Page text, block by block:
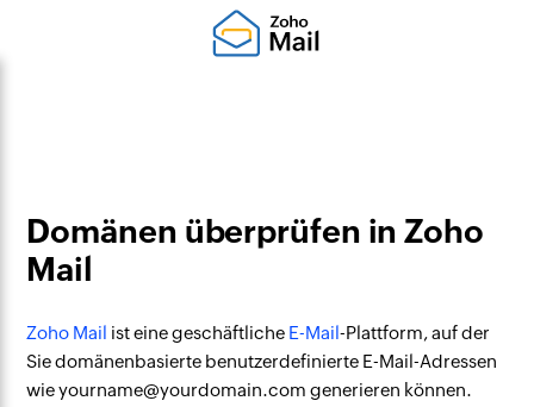
Domänen überprüfen in Zoho
Mail
Zoho Mail ist eine geschäftliche E-Mail-Plattform, auf der
Sie domänenbasierte benutzerdefinierte E-Mail-Adressen
wie yourname@yourdomain.com generieren können.